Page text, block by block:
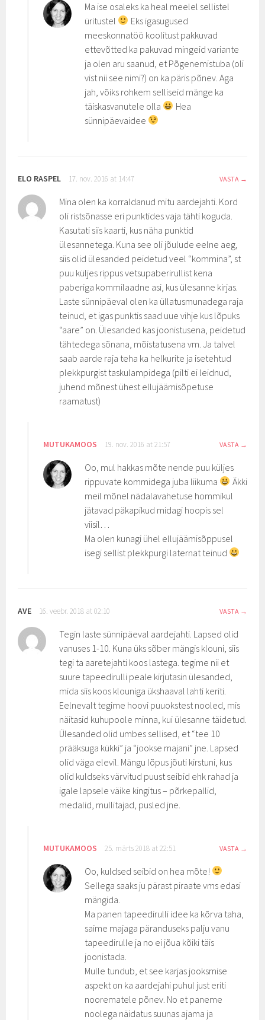
Ma ise osaleks ka heal meelel sellistel
üritustel
Eks igasugused
meeskonnatöö koolitust pakkuvad
ettevõtted ka pakuvad mingeid variante
ja olen aru saanud, et Põgenemistuba (oli
vist nii see nimi?) on ka päris põnev. Aga
jah, võiks rohkem selliseid mänge ka
täiskasvanutele olla
Hea
sünnipäevaidee
ELO RASPEL 17. nov. 2016 at 14:47 VASTA
Mina olen ka korraldanud mitu aardejahti. Kord
oli ristsõnasse eri punktides vaja tähti koguda.
Kasutati siis kaarti, kus näha punktid
ülesannetega. Kuna see oli jõulude eelne aeg,
siis olid ülesanded peidetud veel “kommina”, st
puu küljes rippus vetsupaberirullist kena
paberiga kommilaadne asi, kus ülesanne kirjas.
Laste sünnipäeval olen ka üllatusmunadega raja
teinud, et igas punktis saad uue vihje kus lõpuks
“aare” on. Ülesanded kas joonistusena, peidetud
tähtedega sõnana, mõistatusena vm. Ja talvel
saab aarde raja teha ka helkurite ja isetehtud
plekkpurgist taskulampidega (pilti ei leidnud,
juhend mõnest ühest ellujäämisõpetuse
raamatust)
MUTUKAMOOS 19. nov. 2016 at 21:57 VASTA
Oo, mul hakkas mõte nende puu küljes
rippuvate kommidega juba liikuma
Äkki
meil mõnel nädalavahetuse hommikul
jätavad päkapikud midagi hoopis sel
viisil…
Ma olen kunagi ühel ellujäämisõppusel
isegi sellist plekkpurgi laternat teinud
AVE 16. veebr. 2018 at 02:10 VASTA
Tegin laste sünnipäeval aardejahti. Lapsed olid
vanuses 1-10. Kuna üks sõber mängis klouni, siis
tegi ta aaretejahti koos lastega. tegime nii et
suure tapeedirulli peale kirjutasin ülesanded,
mida siis koos klouniga ükshaaval lahti keriti.
Eelnevalt tegime hoovi puuokstest nooled, mis
näitasid kuhupoole minna, kui ülesanne täidetud.
Ülesanded olid umbes sellised, et “tee 10
prääksuga kükki” ja “jookse majani” jne. Lapsed
olid väga elevil. Mängu lõpus jõuti kirstuni, kus
olid kuldseks värvitud puust seibid ehk rahad ja
igale lapsele väike kingitus – põrkepallid,
medalid, mullitajad, pusled jne.
MUTUKAMOOS 25. märts 2018 at 22:51 VASTA
Oo, kuldsed seibid on hea mõte!
Sellega saaks ju pärast piraate vms edasi
mängida.
Ma panen tapeedirulli idee ka kõrva taha,
saime majaga päranduseks palju vanu
tapeedirulle ja no ei jõua kõiki täis
joonistada.
Mulle tundub, et see karjas jooksmise
aspekt on ka aardejahi puhul just eriti
noorematele põnev. No et paneme
noolega näidatus suunas ajama ja